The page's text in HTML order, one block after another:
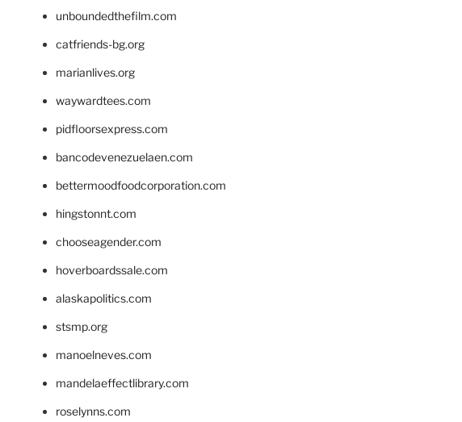
unboundedthefilm.com
catfriends-bg.org
marianlives.org
waywardtees.com
pidfloorsexpress.com
bancodevenezuelaen.com
bettermoodfoodcorporation.com
hingstonnt.com
chooseagender.com
hoverboardssale.com
alaskapolitics.com
stsmp.org
manoelneves.com
mandelaeffectlibrary.com
roselynns.com